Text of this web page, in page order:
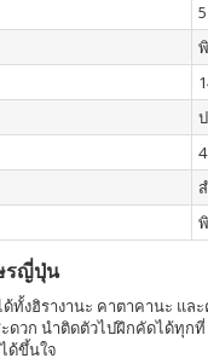
รญี่ปุ่น
ทั้งฮิรางานะ คาตาคานะ แล
ดวก นำติดตัวไปฝึกคัดได้ทุกที่
ด้ขึ้นใจ